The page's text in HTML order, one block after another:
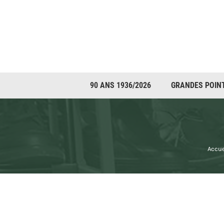
90 ANS 1936/2026 GRANDES